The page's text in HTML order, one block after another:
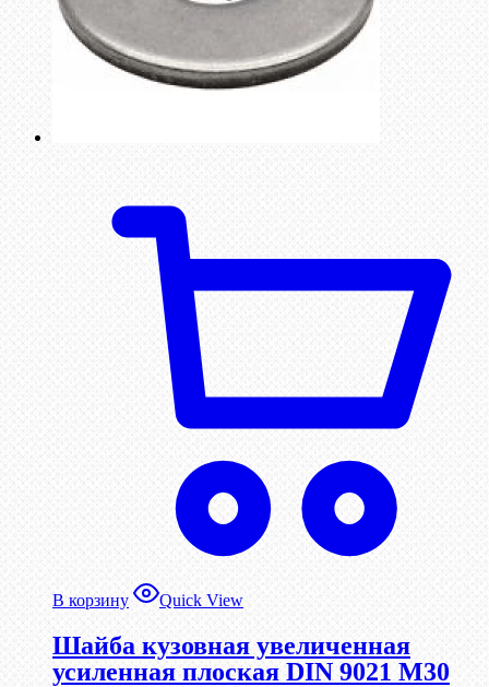
В корзину Quick View
Шайба кузовная увеличенная
усиленная плоская DIN 9021 М30